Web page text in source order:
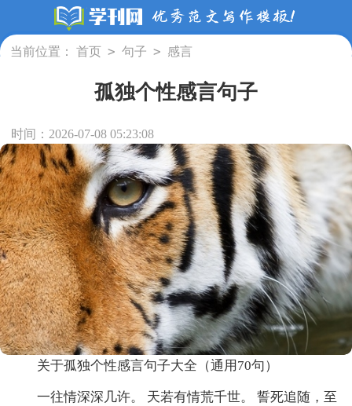
当前位置： 首页 > 句子 > 感言
孤独个性感言句子
时间：2026-07-08 05:23:08
关于孤独个性感言句子大全（通用70句）
一往情深深几许。 天若有情荒千世。 誓死追随，至